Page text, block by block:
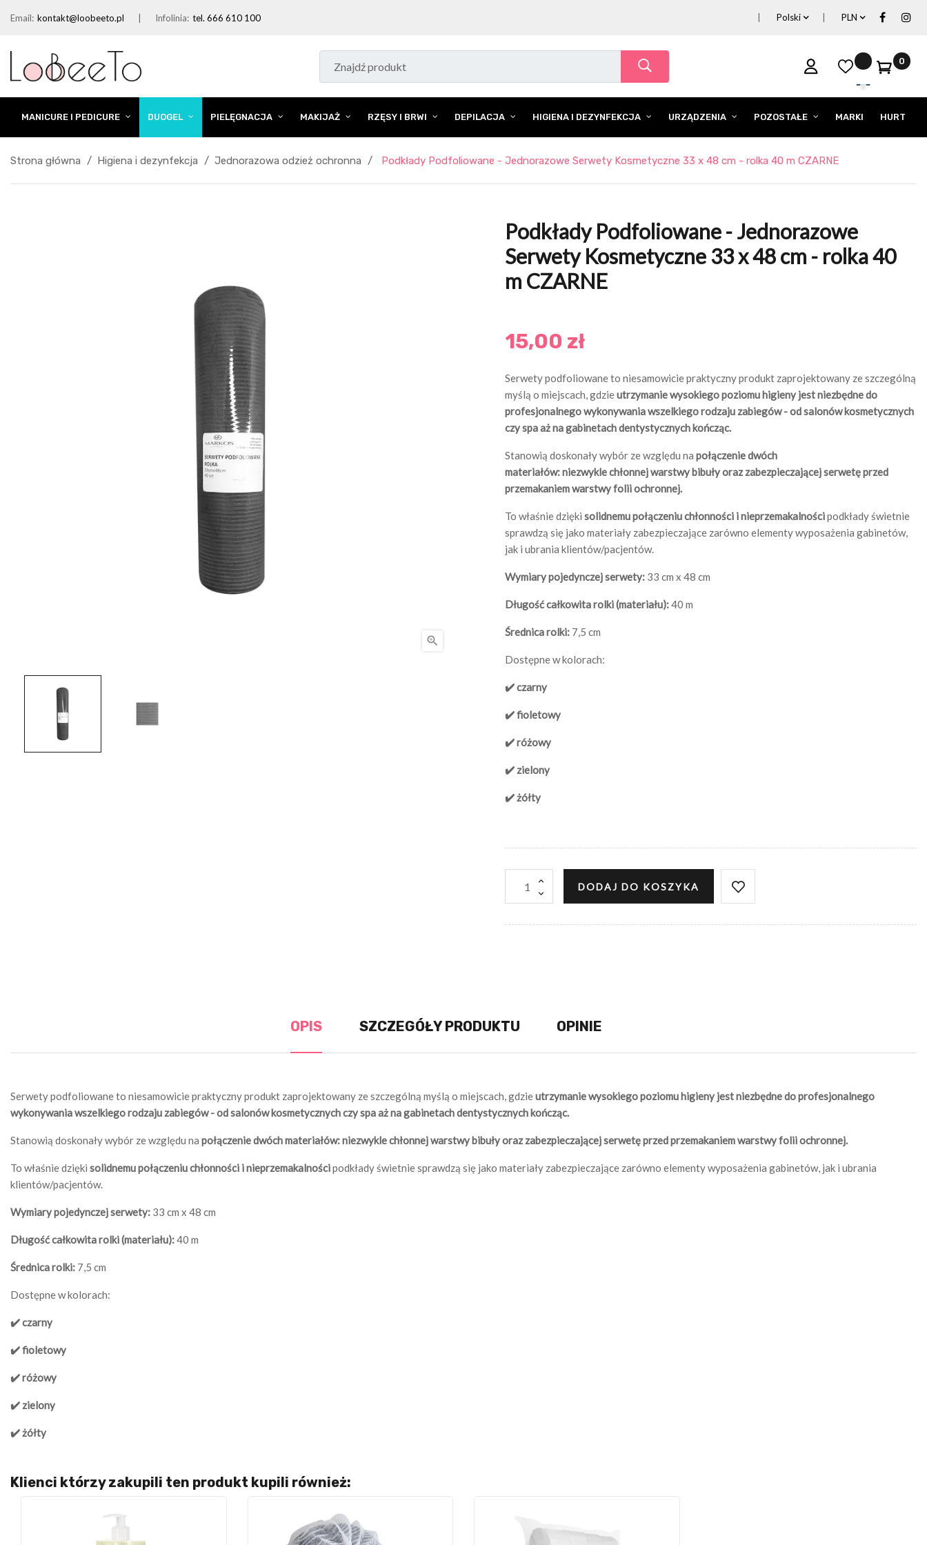
Email: kontakt@loobeeto.pl Infolinia: tel. 666 610 100 Polski PLN
0
MANICURE I PEDICURE DUOGEL PIELĘGNACJA MAKIJAŻ RZĘSY I BRWI DEPILACJA HIGIENA I DEZYNFEKCJA URZĄDZENIA POZOSTAŁE MARKI HURT
Strona główna Higiena i dezynfekcja Jednorazowa odzież ochronna Podkłady Podfoliowane - Jednorazowe Serwety Kosmetyczne 33 x 48 cm - rolka 40 m CZARNE

Podkłady Podfoliowane - Jednorazowe
Serwety Kosmetyczne 33 x 48 cm - rolka 40
m CZARNE
15,00 zł
Serwety podfoliowane to niesamowicie praktyczny produkt zaprojektowany ze szczególną
myślą o miejscach, gdzieutrzymanie wysokiego poziomu higieny jest niezbędne do
profesjonalnego wykonywania wszelkiego rodzaju zabiegów - od salonów kosmetycznych
czy spa aż na gabinetach dentystycznych kończąc.
Stanowią doskonały wybór ze względu na połączenie dwóch
materiałów: niezwykle chłonnej warstwy bibuły oraz zabezpieczającej serwetę przed
przemakaniem warstwy folii ochronnej.
To właśnie dzięki solidnemu połączeniu chłonności i nieprzemakalnościpodkłady świetnie
sprawdzą się jako materiały zabezpieczające zarówno elementy wyposażenia gabinetów,
jak i ubrania klientów/pacjentów.
Wymiary pojedynczej serwety: 33 cm x 48 cm
Długość całkowita rolki (materiału):40 m
Średnica rolki: 7,5 cm
Dostępne w kolorach:
✔️ czarny
✔️ fioletowy
✔️ różowy
✔️ zielony
✔️ żółty
DODAJ DO KOSZYKA
OPIS SZCZEGÓŁY PRODUKTU OPINIE
Serwety podfoliowane to niesamowicie praktyczny produkt zaprojektowany ze szczególną myślą o miejscach, gdzieutrzymanie wysokiego poziomu higieny jest niezbędne do profesjonalnego
wykonywania wszelkiego rodzaju zabiegów - od salonów kosmetycznych czy spa aż na gabinetach dentystycznych kończąc.
Stanowią doskonały wybór ze względu na połączenie dwóch materiałów: niezwykle chłonnej warstwy bibuły oraz zabezpieczającej serwetę przed przemakaniem warstwy folii ochronnej.
To właśnie dzięki solidnemu połączeniu chłonności i nieprzemakalnościpodkłady świetnie sprawdzą się jako materiały zabezpieczające zarówno elementy wyposażenia gabinetów, jak i ubrania
klientów/pacjentów.
Wymiary pojedynczej serwety: 33 cm x 48 cm
Długość całkowita rolki (materiału):40 m
Średnica rolki: 7,5 cm
Dostępne w kolorach:
✔️ czarny
✔️ fioletowy
✔️ różowy
✔️ zielony
✔️ żółty
Klienci którzy zakupili ten produkt kupili również: